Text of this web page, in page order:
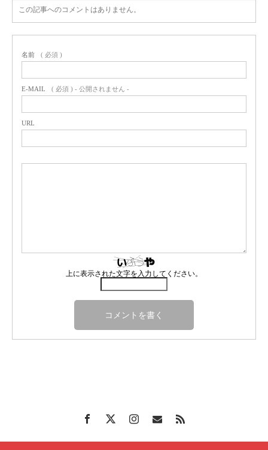
この記事へのコメントはありません。
名前 ( 必須 )
E-MAIL ( 必須 ) - 公開されません -
URL
上に表示された文字を入力してください。